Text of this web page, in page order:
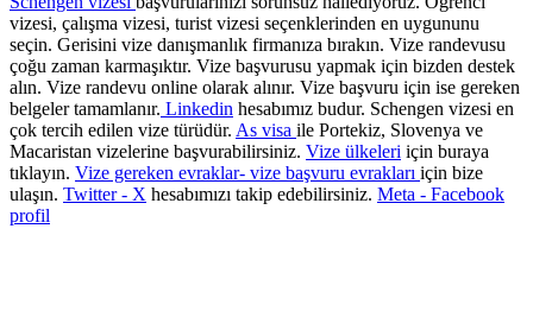
vizesi, çalışma vizesi, turist vizesi seçenklerinden en uygununu
seçin. Gerisini vize danışmanlık firmanıza bırakın. Vize randevusu
çoğu zaman karmaşıktır. Vize başvurusu yapmak için bizden destek
alın. Vize randevu online olarak alınır. Vize başvuru için ise gereken
belgeler tamamlanır. Linkedin hesabımız budur. Schengen vizesi en
çok tercih edilen vize türüdür. As visa ile Portekiz, Slovenya ve
Macaristan vizelerine başvurabilirsiniz. Vize ülkeleri için buraya
tıklayın. Vize gereken evraklar- vize başvuru evrakları için bize
ulaşın. Twitter - X hesabımızı takip edebilirsiniz. Meta - Facebook
profil